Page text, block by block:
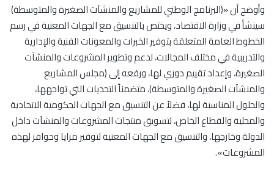
وأوضح أن «(البرنامج الوطني للمشاريع والمنشآت الصغيرة والمتوسطة)
سينشأ في وزارة الاقتصاد، ويختص بالتنسيق مع الجهات المعنية في رسم
الخطوط العامة المتعلقة بتوفير الخبرات والمعونات الفنية والإدارية
والتدريبية في مختلف المجالات، لدعم وتطوير المشروعات والمنشآت
الصغيرة، وإعداد تقييم دوري لها، ورفعه إلى (مجلس المشاريع
والمنشآت الصغيرة والمتوسطة)، متضمناً التحديات التي تواجهها،
والحلول المناسبة لها، فضلاً عن التنسيق مع الجهات الحكومية الاتحادية
والمحلية والقطاع الخاص، لتسويق منتجات المشروعات والمنشآت داخل
الدولة وخارجها، والتنسيق مع الجهات المعنية لتوفير مزايا وحوافز لهذه
المشروعات».